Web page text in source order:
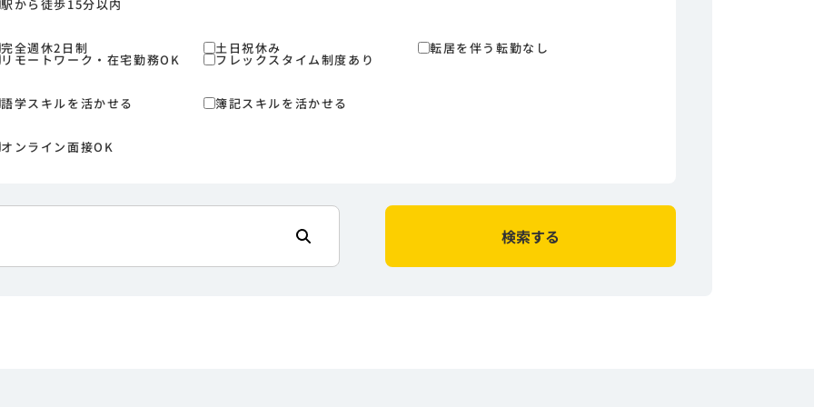
駅から徒歩15分以内
完全週休2日制 土日祝休み 転居を伴う転勤なし
リモートワーク・在宅勤務OK フレックスタイム制度あり
語学スキルを活かせる 簿記スキルを活かせる
オンライン面接OK